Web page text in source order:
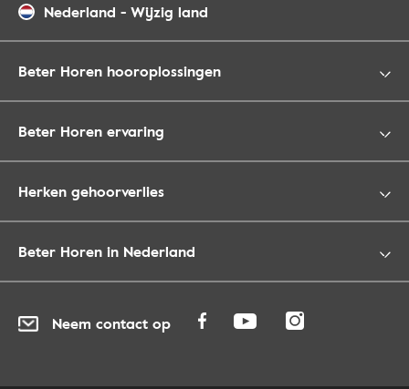
Nederland - Wijzig land
Beter Horen hooroplossingen
Beter Horen ervaring
Herken gehoorverlies
Beter Horen in Nederland
Neem contact op